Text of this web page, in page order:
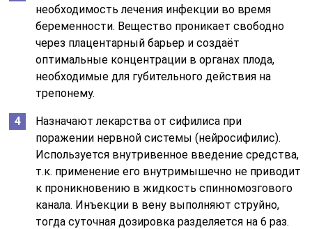
необходимость лечения инфекции во время
беременности. Вещество проникает свободно
через плацентарный барьер и создаёт
оптимальные концентрации в органах плода,
необходимые для губительного действия на
трепонему.
Назначают лекарства от сифилиса при
поражении нервной системы (нейросифилис).
Используется внутривенное введение средства,
т.к. применение его внутримышечно не приводит
к проникновению в жидкость спинномозгового
канала. Инъекции в вену выполняют струйно,
тогда суточная дозировка разделяется на 6 раз.